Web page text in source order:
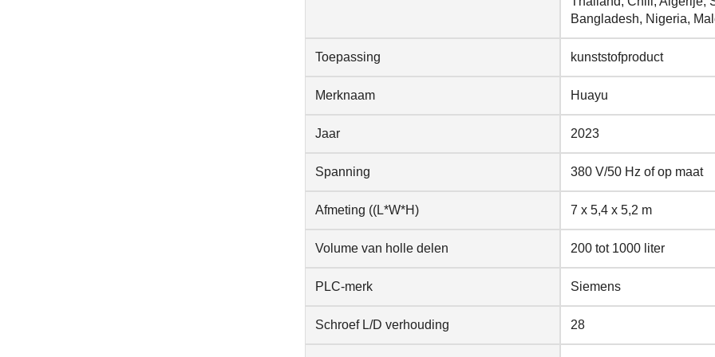
Bangladesh, Nigeria,
Toepassing kunststofproduct
Merknaam Huayu
Jaar 2023
Spanning 380 V/50 Hz of op maat
Afmeting ((L*W*H) 7 x 5,4 x 5,2 m
Volume van holle delen 200 tot 1000 liter
PLC-merk Siemens
Schroef L/D verhouding 28